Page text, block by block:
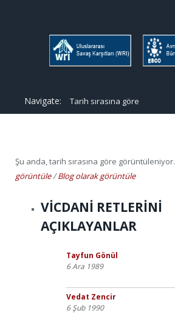
Navigate: Tarih sırasına göre
Şu anda, tarih sırasına göre görüntüleniyor.
görüntüle/Blog olarak görüntüle
VİCDANİ RETLERİNİ
AÇIKLAYANLAR
Tayfun Gönül
6 Ara 1989
Vedat Zencir
6 Şub 1990